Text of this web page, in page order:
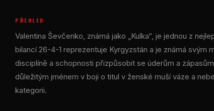
PŘEHLED
Valentina Ševčenko, známá jako „Kulka“, je jednou z
bilancí 26-4-1 reprezentuje Kyrgyzstán a je známá svým
disciplíně a schopnosti přizpůsobit se úderům a
důležitým jménem v boji o titul v ženské muší váze a
kategorii.